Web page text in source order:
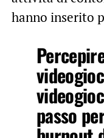
hanno inserito
passo